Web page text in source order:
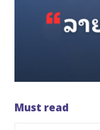
Must read